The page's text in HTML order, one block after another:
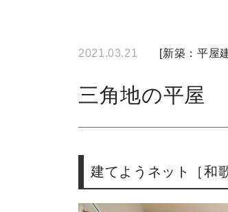
2021.03.21 [新築：平屋
三角地の平屋
建てようネット［和